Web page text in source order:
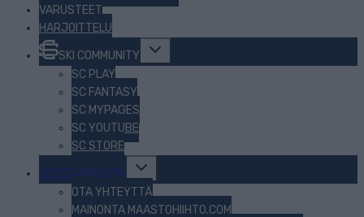
VARUSTEET
HARJOITTELU
SKI COMMUNITY
Toggle
child
menu
SC PLAY
SC FANTASY
SC MYPAGES
SC YOUTUBE
SC STORE
TIETOJA MEISTÄ
Toggle
child
menu
OTA YHTEYTTÄ
MAINONTA MAASTOHIIHTO.COM